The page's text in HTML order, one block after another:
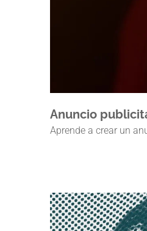
Anuncio
Aprende a crear un